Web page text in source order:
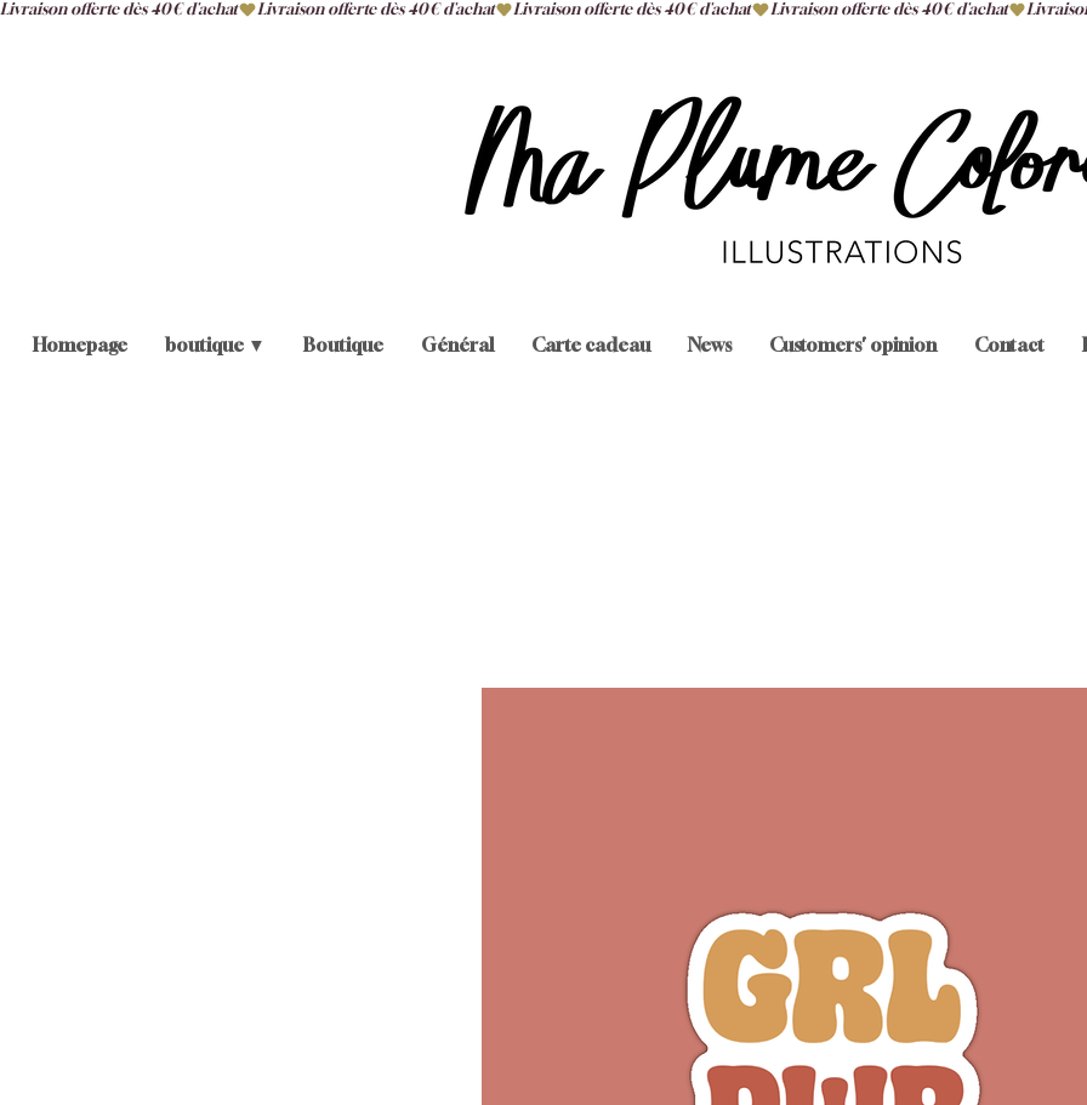
Livraison offerte dès 40€ d'achat
Homepage boutique ▼ Boutique Général Carte cadeau News Customers' opinion Contact